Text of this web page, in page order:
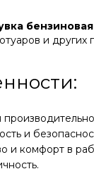
бензиновая
и других
и
и комфорт в